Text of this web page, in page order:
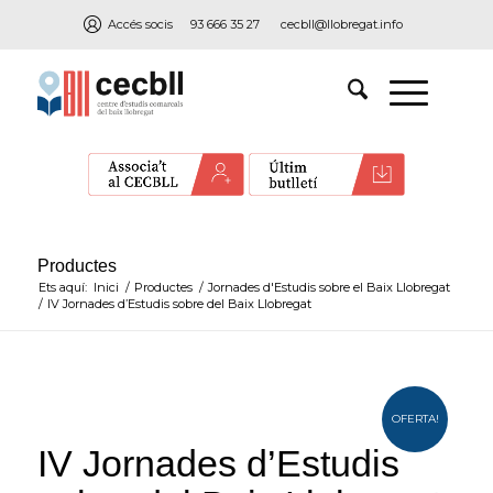
Accés socis 93 666 35 27 cecbll@llobregat.info
Productes
Ets aquí: Inici / Productes / Jornades d'Estudis sobre el Baix Llobregat
/ IV Jornades d’Estudis sobre del Baix Llobregat
OFERTA!
IV Jornades d’Estudis